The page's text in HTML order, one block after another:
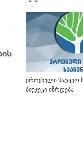
ეროვნული სატყეო
ბიუჯეტი იზრდება